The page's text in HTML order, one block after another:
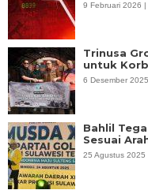
9 Februari 2026 |
Trinusa
untuk
6 Desember
Bahlil
Sesuai
25 Agustus 2025